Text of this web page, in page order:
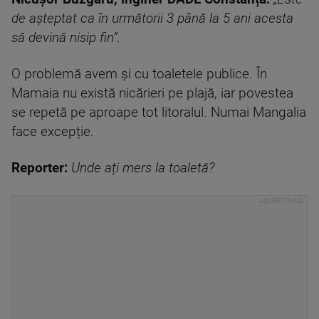
de așteptat ca în următorii 3 până la 5 ani acesta
să devină nisip fin”.
O problemă avem și cu toaletele publice. În
Mamaia nu există nicărieri pe plajă, iar povestea
se repetă pe aproape tot litoralul. Numai Mangalia
face excepție.
Reporter: Unde ați mers la toaletă?